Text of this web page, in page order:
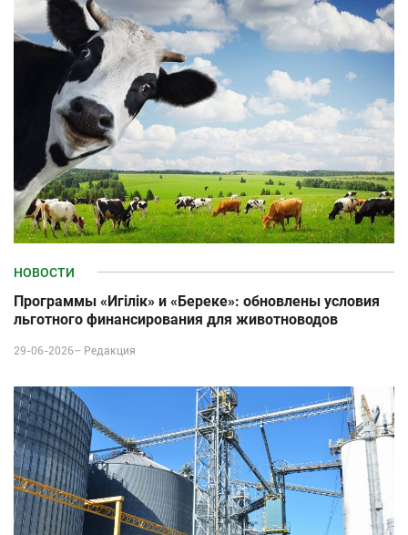
НОВОСТИ
Программы «Игілік» и «Береке»: обновлены условия
льготного финансирования для животноводов
29-06-2026– Редакция